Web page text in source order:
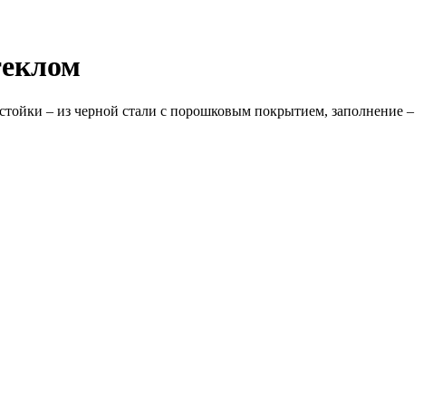
– из черной стали с порошковым покрытием, заполнение –